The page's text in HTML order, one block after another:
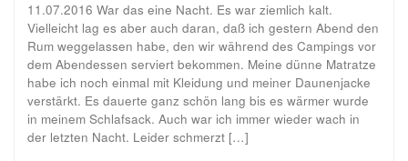
11.07.2016 War das eine Nacht. Es war ziemlich kalt.
Vielleicht lag es aber auch daran, daß ich gestern Abend den
Rum weggelassen habe, den wir während des Campings vor
dem Abendessen serviert bekommen. Meine dünne Matratze
habe ich noch einmal mit Kleidung und meiner Daunenjacke
verstärkt. Es dauerte ganz schön lang bis es wärmer wurde
in meinem Schlafsack. Auch war ich immer wieder wach in
der letzten Nacht. Leider schmerzt […]